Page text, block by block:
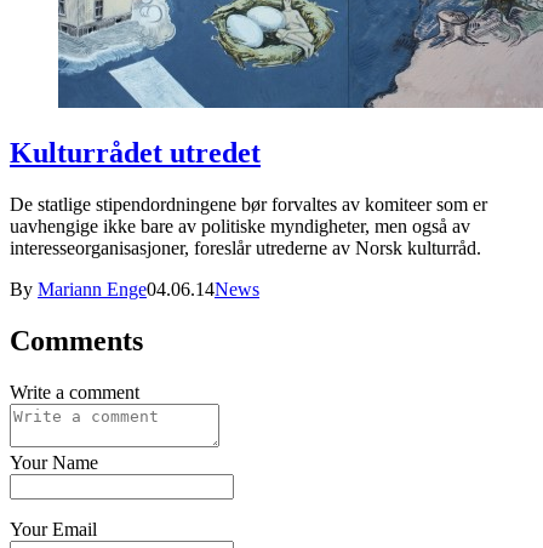
Kulturrådet utredet
De statlige stipendordningene bør forvaltes av komiteer som er
uavhengige ikke bare av politiske myndigheter, men også av
interesseorganisasjoner, foreslår utrederne av Norsk kulturråd.
By Mariann Enge04.06.14News
Comments
Write a comment
Your Name
Your Email